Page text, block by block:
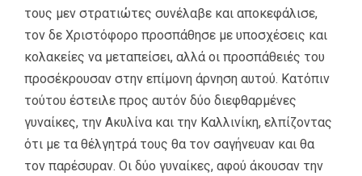
τους μεν στρατιώτες συνέλαβε και αποκεφάλισε,
τον δε Χριστόφορο προσπάθησε με υποσχέσεις και
κολακείες να μεταπείσει, αλλά οι προσπάθειές του
προσέκρουσαν στην επίμονη άρνηση αυτού. Κατόπιν
τούτου έστειλε προς αυτόν δύο διεφθαρμένες
γυναίκες, την Ακυλίνα και την Καλλινίκη, ελπίζοντας
ότι με τα θέλγητρά τους θα τον σαγήνευαν και θα
τον παρέσυραν. Οι δύο γυναίκες, αφού άκουσαν την